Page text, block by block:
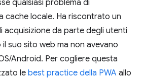
qualsiasi problema di
cache locale. Ha riscontrato un
acquisizione da parte degli utenti
suo sito web ma non avevano
Android. Per cogliere questa
le best practice della PWA allo